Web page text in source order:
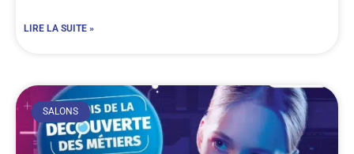
LIRE LA SUITE »
SALONS